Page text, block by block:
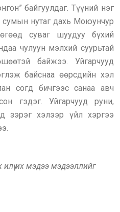
байгуулдаг. Түүний нэг
сумын нутаг дахь Моюунчур
суваг шуудуу бүхий
чулуун мэлхий суурьтай
байжээ. Уйгарчууд
байснаа өөрсдийн хэл
согд бичгээс санаа авч
гэдэг. Уйгарчууд руни,
зэрэг хэлээр үйл хэргээ
их мэдээ мэдээллийг